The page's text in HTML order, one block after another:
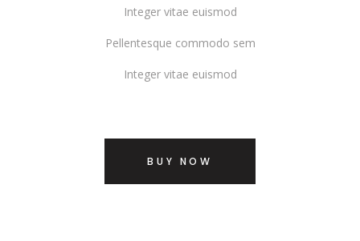
Integer vitae euismod
Pellentesque commodo sem
Integer vitae euismod
BUY NOW